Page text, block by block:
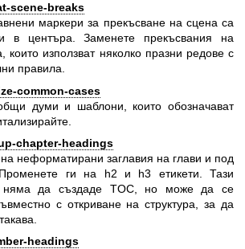
scene-breaks
маркери за прекъсване на сцена са
в центъра. Заменете прекъсвания на
които използват няколко празни редове с
правила.
common-cases
думи и шаблони, които обозначават
chapter-headings
неформатирани заглавия на глави и под
Променете ги на h2 и h3 етикети. Тази
няма да създаде TOC, но може да се
с откриване на структура, за да
headings